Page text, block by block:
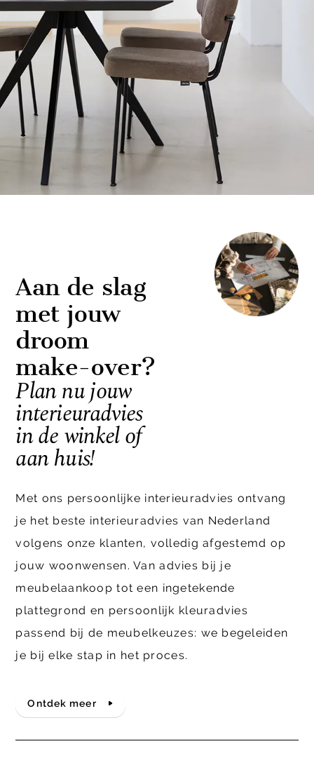
Aan de slag
met jouw
droom
make-over?
Plan nu jouw
interieuradvies
in de winkel of
aan huis!
Met ons persoonlijke interieuradvies ontvang
je het beste interieuradvies van Nederland
volgens onze klanten, volledig afgestemd op
jouw woonwensen. Van advies bij je
meubelaankoop tot een ingetekende
plattegrond en persoonlijk kleuradvies
passend bij de meubelkeuzes: we begeleiden
je bij elke stap in het proces.
Ontdek meer